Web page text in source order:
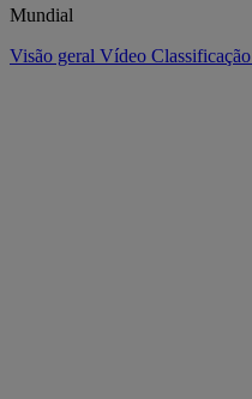
Mundial
Visão geral Vídeo Classificação